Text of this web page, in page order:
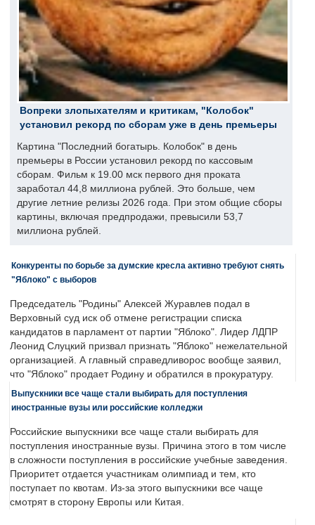
Вопреки злопыхателям и критикам, "Колобок"
установил рекорд по сборам уже в день премьеры
Картина "Последний богатырь. Колобок" в день
премьеры в России установил рекорд по кассовым
сборам. Фильм к 19.00 мск первого дня проката
заработал 44,8 миллиона рублей. Это больше, чем
другие летние релизы 2026 года. При этом общие сборы
картины, включая предпродажи, превысили 53,7
миллиона рублей.
Конкуренты по борьбе за думские кресла активно требуют снять
"Яблоко" с выборов
Председатель "Родины" Алексей Журавлев подал в
Верховный суд иск об отмене регистрации списка
кандидатов в парламент от партии "Яблоко". Лидер ЛДПР
Леонид Слуцкий призвал признать "Яблоко" нежелательной
организацией. А главный справедливорос вообще заявил,
что "Яблоко" продает Родину и обратился в прокуратуру.
Выпускники все чаще стали выбирать для поступления
иностранные вузы или российские колледжи
Российские выпускники все чаще стали выбирать для
поступления иностранные вузы. Причина этого в том числе
в сложности поступления в российские учебные заведения.
Приоритет отдается участникам олимпиад и тем, кто
поступает по квотам. Из-за этого выпускники все чаще
смотрят в сторону Европы или Китая.